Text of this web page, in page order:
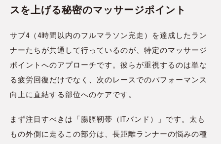
スを上げる秘密のマッサージポイント
サブ4（4時間以内のフルマラソン完走）を達成したラン
ナーたちが共通して行っているのが、特定のマッサージ
ポイントへのアプローチです。彼らが重視するのは単な
る疲労回復だけでなく、次のレースでのパフォーマンス
向上に直結する部位へのケアです。
まず注目すべきは「腸脛靭帯（ITバンド）」です。太も
もの外側に走るこの部分は、長距離ランナーの悩みの種